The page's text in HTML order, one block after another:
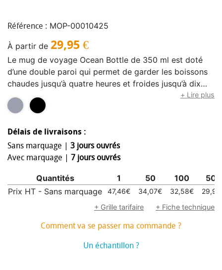
Référence : MOP-00010425
À partir de 29,95 €
Le mug de voyage Ocean Bottle de 350 ml est doté
d’une double paroi qui permet de garder les boissons
chaudes jusqu’à quatre heures et froides jusqu’à dix
heures. La poignée ergonomique permet de l’attacher
à des sacs ou à d’autres objets pour optimiser l’espace
de voyage est entièrement neutre en carbone et
permet la collecte de 1 000 bouteilles en plastique
pour améliorer les moyens de subsistance dans les
matériaux recyclés, dont 90 % d’acier inoxydable
recyclé. Livré dans un coffret cadeau en carton
recyclé provenant de sources responsables.
+ Lire plus
Délais de livraisons :
Sans marquage | 3 jours ouvrés
Avec marquage | 7 jours ouvrés
Quantités 1 50 100
500
Prix HT - Sans marquage
47,46€ 34,07€ 32,58€
+ Grille tarifaire
+ Fiche technique
Comment va se passer ma commande ?
Un échantillon ?